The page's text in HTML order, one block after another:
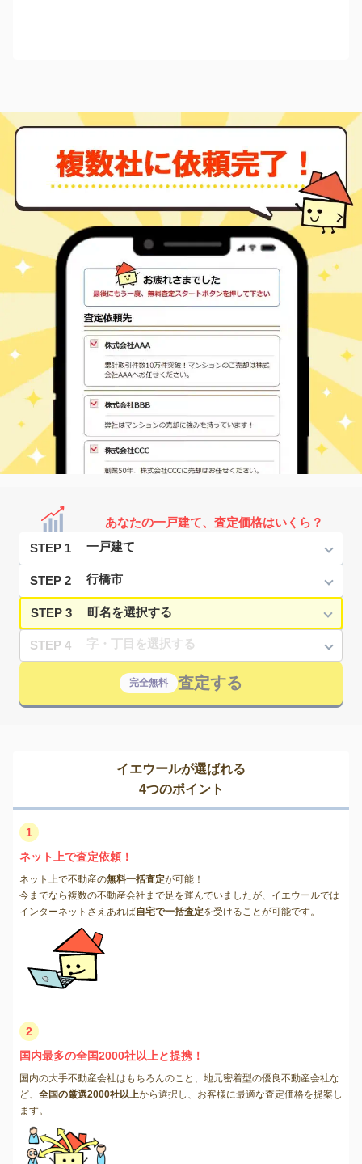
あなたの一戸建て、査定価格はいくら？
STEP 1
STEP 2
STEP 3
STEP 4
完全無料 査定する
イエウールが選ばれる
4つのポイント
1
ネット上で査定依頼！
ネット上で不動産の無料一括査定が可能！
今までなら複数の不動産会社まで足を運んでいましたが、イエウールでは
インターネットさえあれば自宅で一括査定を受けることが可能です。
2
国内最多の全国2000社以上と提携！
国内の大手不動産会社はもちろんのこと、地元密着型の優良不動産会社な
ど、 全国の厳選2000社以上から選択し、お客様に最適な査定価格を提案し
ます。